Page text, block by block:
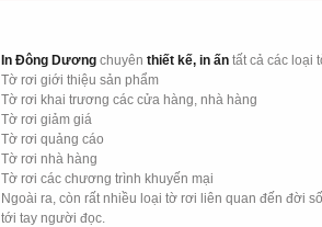
In Đông Dương chuyên thiết kế, in ấn tất cả các loại
Tờ rơi giới thiệu sản phẩm
Tờ rơi khai trương các cửa hàng, nhà hàng
Tờ rơi giảm giá
Tờ rơi quảng cáo
Tờ rơi nhà hàng
Tờ rơi các chương trình khuyến mại
Ngoài ra, còn rất nhiều loại tờ rơi liên quan đến đời
tới tay người đọc.